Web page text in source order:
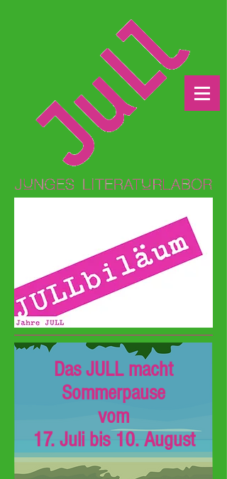
Das JULL macht
Sommerpause
vom
17. Juli bis 10. August